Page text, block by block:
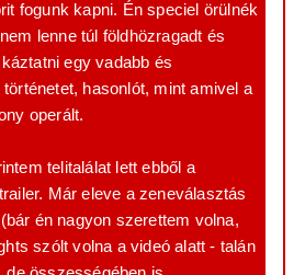
fogunk kapni. Én speciel örülnék
lenne túl földhözragadt és
egy vadabb és
hasonlót, mint amivel a
operált.
telitalálat lett ebből a
Már eleve a zeneválasztás
én nagyon szerettem volna,
szólt volna a videó alatt - talán